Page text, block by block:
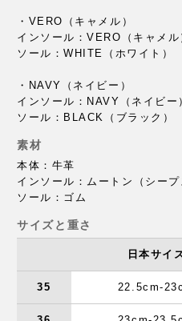
・VERO（キャメル）
インソール：VERO（キャメル
ソール：WHITE（ホワイト）
・NAVY（ネイビー）
インソール：NAVY（ネイビー
ソール：BLACK（ブラック）
素材
本体：牛革
インソール：ムートン（シープ
ソール：ゴム
サイズと重さ
日本サイ
35 22.5cm-